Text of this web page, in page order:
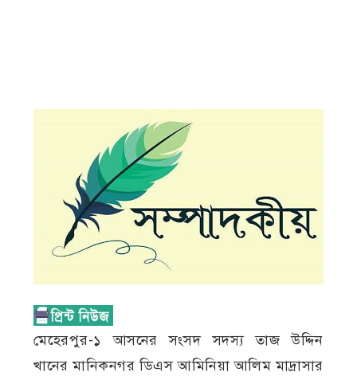
মেহেরপুর-১ আসনের সংসদ সদস্য তাজ উদ্দিন
খানের মানিকনগর ডিএস আমিনিয়া আলিম মাদ্রাসার